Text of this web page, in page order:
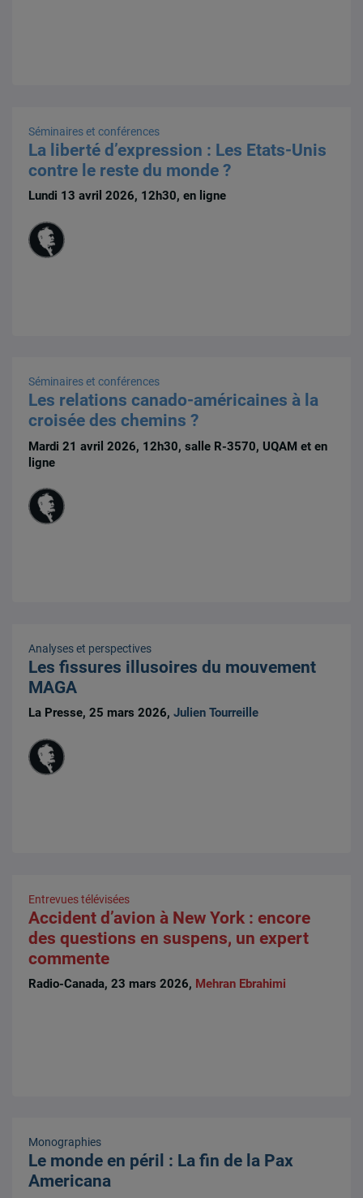
Séminaires et conférences
La liberté d’expression : Les Etats-Unis
contre le reste du monde ?
Lundi 13 avril 2026, 12h30, en ligne
Séminaires et conférences
Les relations canado-américaines à la
croisée des chemins ?
Mardi 21 avril 2026, 12h30, salle R-3570, UQAM et en
ligne
Analyses et perspectives
Les fissures illusoires du mouvement
MAGA
La Presse, 25 mars 2026,Julien Tourreille
Entrevues télévisées
Accident d’avion à New York : encore
des questions en suspens, un expert
commente
Radio-Canada, 23 mars 2026, Mehran Ebrahimi
Monographies
Le monde en péril : La fin de la Pax
Americana